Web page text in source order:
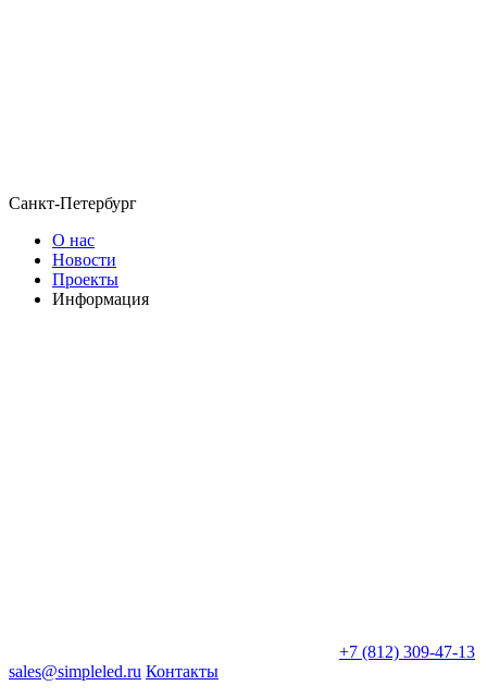
Санкт-Петербург
О нас
Новости
Проекты
Информация
+7 (812) 309-47-13
sales@simpleled.ru Контакты